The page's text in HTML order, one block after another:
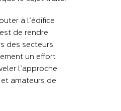
à l’édifice
de rendre
des secteurs
un effort
l’approche
amateurs de